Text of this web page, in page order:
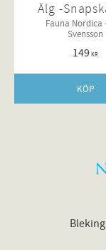
Älg -
Fauna Nordica
Svensson
149KR
KÖP